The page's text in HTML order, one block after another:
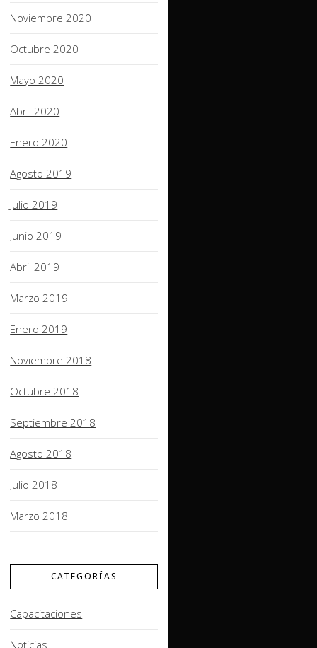
Noviembre 2020
Octubre 2020
Mayo 2020
Abril 2020
Enero 2020
Agosto 2019
Julio 2019
Junio 2019
Abril 2019
Marzo 2019
Enero 2019
Noviembre 2018
Octubre 2018
Septiembre 2018
Agosto 2018
Julio 2018
Marzo 2018
CATEGORÍAS
Capacitaciones
Noticias